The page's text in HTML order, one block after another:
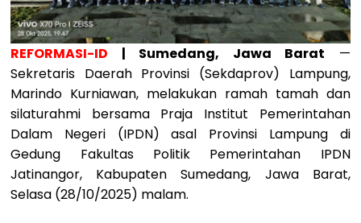
REFORMASI-ID | Sumedang, Jawa Barat —
Sekretaris Daerah Provinsi (Sekdaprov) Lampung,
Marindo Kurniawan, melakukan ramah tamah dan
silaturahmi bersama Praja Institut Pemerintahan
Dalam Negeri (IPDN) asal Provinsi Lampung di
Gedung Fakultas Politik Pemerintahan IPDN
Jatinangor, Kabupaten Sumedang, Jawa Barat,
Selasa (28/10/2025) malam.